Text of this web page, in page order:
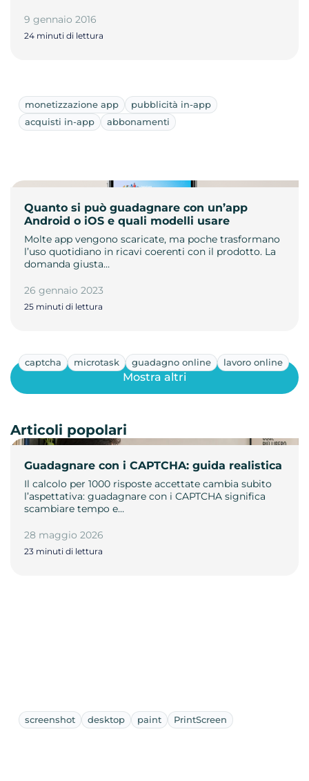
9 gennaio 2016
24 minuti di lettura
monetizzazione app
pubblicità in-app
acquisti in-app
abbonamenti
Quanto si può guadagnare con un’app
Android o iOS e quali modelli usare
Molte app vengono scaricate, ma poche trasformano
l’uso quotidiano in ricavi coerenti con il prodotto. La
domanda giusta…
26 gennaio 2023
25 minuti di lettura
captcha microtask guadagno online lavoro online
Guadagnare con i CAPTCHA: guida realistica
Il calcolo per 1000 risposte accettate cambia subito
l’aspettativa: guadagnare con i CAPTCHA significa
scambiare tempo e…
28 maggio 2026
23 minuti di lettura
Mostra altri
Articoli popolari
screenshot desktop paint PrintScreen